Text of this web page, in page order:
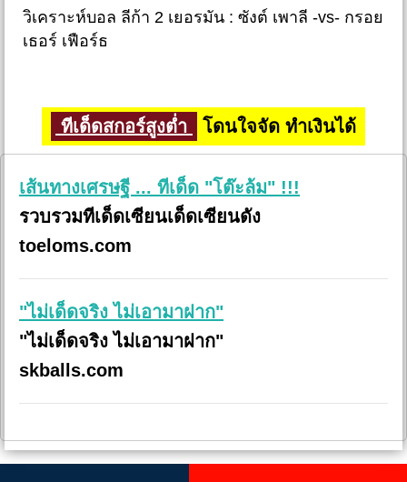
วิเคราะห์บอล ลีก้า 2 เยอรมัน : ซังต์ เพาลี -vs- กรอย
เธอร์ เฟือร์ธ
ทีเด็ดสกอร์สูงต่ำ โดนใจจัด ทำเงินได้
เส้นทางเศรษฐี ... ทีเด็ด "โต๊ะล้ม" !!!
รวบรวมทีเด็ดเซียนเด็ดเซียนดัง
toeloms.com
"ไม่เด็ดจริง ไม่เอามาฝาก"
"ไม่เด็ดจริง ไม่เอามาฝาก"
skballs.com